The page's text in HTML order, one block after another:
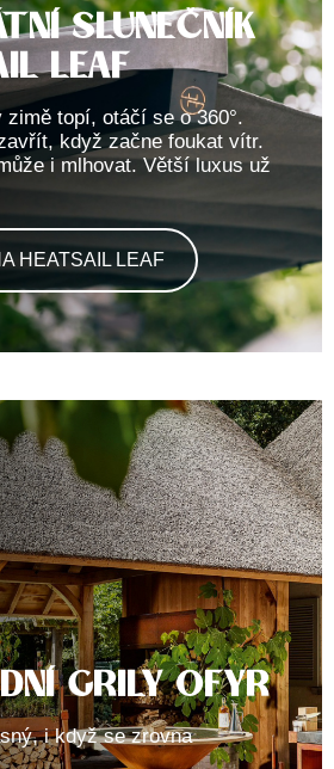
SLUNEČNÍK
LEAF
topí, otáčí se o 360°.
když začne foukat vítr.
i mlhovat. Větší luxus už
HEATSAIL LEAF
GRILY OFYR
i když se zrovna